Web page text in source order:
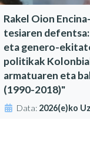
Rakel Oion
tesiaren
eta genero-
politikak
armatuaren eta
(1990-2018)"
Data: 2026(e)ko